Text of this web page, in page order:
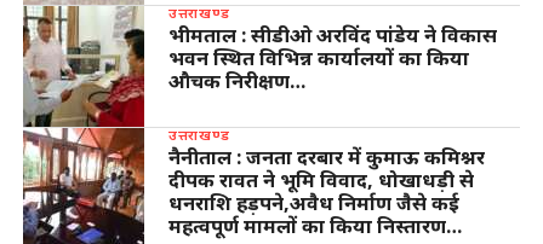
उत्तराखण्ड
भीमताल : सीडीओ अरविंद पांडेय ने विकास
भवन स्थित विभिन्न कार्यालयों का किया
औचक निरीक्षण…
उत्तराखण्ड
नैनीताल : जनता दरबार में कुमाऊ कमिश्नर
दीपक रावत ने भूमि विवाद, धोखाधड़ी से
धनराशि हड़पने,अवैध निर्माण जैसे कई
महत्वपूर्ण मामलों का किया निस्तारण…